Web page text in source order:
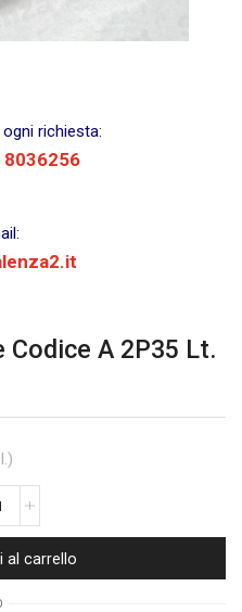
richiesta:
8036256
Codice A 2P35 Lt.
al carrello